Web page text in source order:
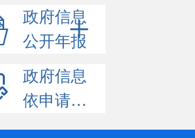
政府信息
公开年报
政府信息
依申请公开